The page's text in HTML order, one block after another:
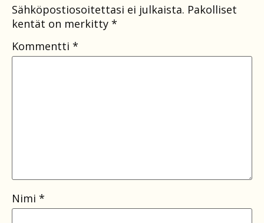
Sähköpostiosoitettasi ei julkaista. Pakolliset
kentät on merkitty *
Kommentti *
Nimi *